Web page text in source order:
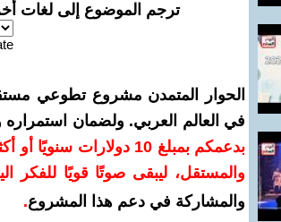
ترجم الموضوع إلى لغات
الحوار المتمدن مشروع تطوعي
في العالم العربي. ولضمان
بدعمكم بمبلغ 10
والمستقل، ليبقى صوتًا قويًا للفكر
والمشاركة في دعم هذا المشروع.